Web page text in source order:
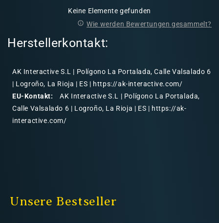
Keine Elemente gefunden
Wie werden Bewertungen gesammelt?
Herstellerkontakt:
AK Interactive S.L | Polígono La Portalada, Calle Valsalado 6
| Logroño, La Rioja | ES | https://ak-interactive.com/
EU-Kontakt:
AK Interactive S.L | Polígono La Portalada,
Calle Valsalado 6 | Logroño, La Rioja | ES | https://ak-
interactive.com/
Unsere Bestseller